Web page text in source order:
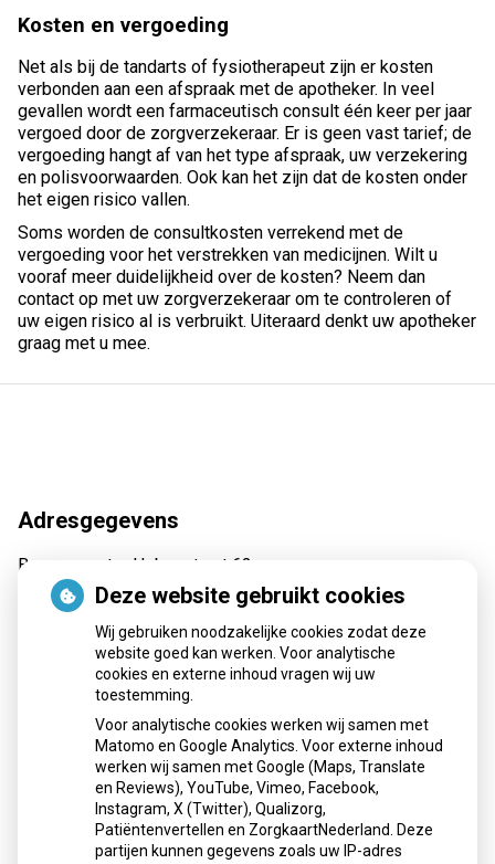
Kosten en vergoeding
Net als bij de tandarts of fysiotherapeut zijn er kosten
verbonden aan een afspraak met de apotheker. In veel
gevallen wordt een farmaceutisch consult één keer per jaar
vergoed door de zorgverzekeraar. Er is geen vast tarief; de
vergoeding hangt af van het type afspraak, uw verzekering
en polisvoorwaarden. Ook kan het zijn dat de kosten onder
het eigen risico vallen.
Soms worden de consultkosten verrekend met de
vergoeding voor het verstrekken van medicijnen. Wilt u
vooraf meer duidelijkheid over de kosten? Neem dan
contact op met uw zorgverzekeraar om te controleren of
uw eigen risico al is verbruikt. Uiteraard denkt uw apotheker
graag met u mee.
Adresgegevens
Burgemeester Hobusstraat 62
6031 VA Nederweert
0495 62 69 30
recepten@apotheekmaar.nl
Openingstijden
Maandag:
08:00 - 17:30 uur
08:00 - 17:30 uur
Woensdag:
08:00 - 17:30 uur
Deze website gebruikt cookies
Wij gebruiken noodzakelijke cookies zodat deze
website goed kan werken. Voor analytische
cookies en externe inhoud vragen wij uw
toestemming.
Voor analytische cookies werken wij samen met
Matomo en Google Analytics. Voor externe inhoud
werken wij samen met Google (Maps, Translate
en Reviews), YouTube, Vimeo, Facebook,
Instagram, X (Twitter), Qualizorg,
Patiëntenvertellen en ZorgkaartNederland. Deze
partijen kunnen gegevens zoals uw IP-adres